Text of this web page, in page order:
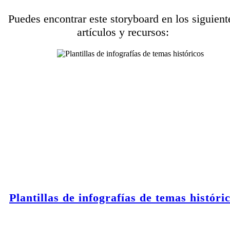
Puedes encontrar este storyboard en los
artículos y recursos:
Plantillas de infografías de temas